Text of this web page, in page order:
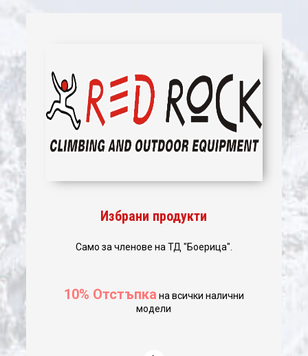
Избрани продукти
Само за членове на ТД "Боерица".
10% Отстъпка на всички налични
модели